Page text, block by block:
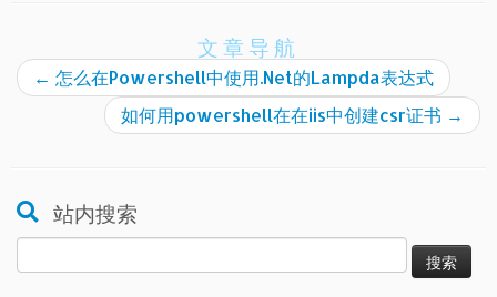
文章导航
← 怎么在Powershell中使用.Net的Lampda表达式
如何用powershell在在iis中创建csr证书 →
站内搜索
索：